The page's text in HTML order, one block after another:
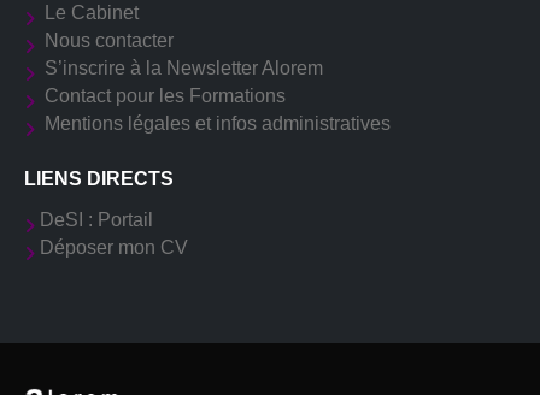
Le Cabinet
Nous contacter
S’inscrire à la Newsletter Alorem
Contact pour les Formations
Mentions légales et infos administratives
LIENS DIRECTS
DeSI : Portail
Déposer mon CV